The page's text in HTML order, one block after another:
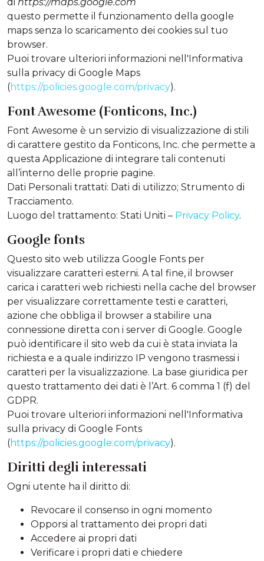
questo permette il funzionamento della google
maps senza lo scaricamento dei cookies sul tuo
browser.
Puoi trovare ulteriori informazioni nell'Informativa
sulla privacy di Google Maps
(https://policies.google.com/privacy).
Font Awesome (Fonticons, Inc.)
Font Awesome è un servizio di visualizzazione di stili
di carattere gestito da Fonticons, Inc. che permette a
questa Applicazione di integrare tali contenuti
all’interno delle proprie pagine.
Dati Personali trattati: Dati di utilizzo; Strumento di
Tracciamento.
Luogo del trattamento: Stati Uniti – Privacy Policy.
Google fonts
Questo sito web utilizza Google Fonts per
visualizzare caratteri esterni. A tal fine, il browser
carica i caratteri web richiesti nella cache del browser
per visualizzare correttamente testi e caratteri,
azione che obbliga il browser a stabilire una
connessione diretta con i server di Google. Google
può identificare il sito web da cui è stata inviata la
richiesta e a quale indirizzo IP vengono trasmessi i
caratteri per la visualizzazione. La base giuridica per
questo trattamento dei dati è l’Art. 6 comma 1 (f) del
GDPR.
Puoi trovare ulteriori informazioni nell'Informativa
sulla privacy di Google Fonts
(https://policies.google.com/privacy).
Diritti degli interessati
Ogni utente ha il diritto di:
Revocare il consenso in ogni momento
Opporsi al trattamento dei propri dati
Accedere ai propri dati
Verificare i propri dati e chiedere